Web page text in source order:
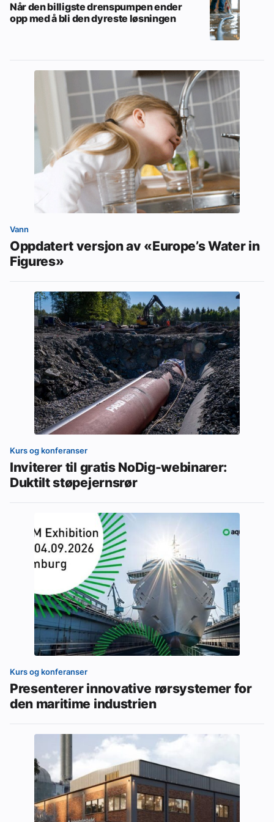
Når den billigste drenspumpen ender
opp med å bli den dyreste løsningen
Vann
Oppdatert versjon av «Europe’s Water in
Figures»
Kurs og konferanser
Inviterer til gratis NoDig-webinarer:
Duktilt støpejernsrør
Kurs og konferanser
Presenterer innovative rørsystemer for
den maritime industrien